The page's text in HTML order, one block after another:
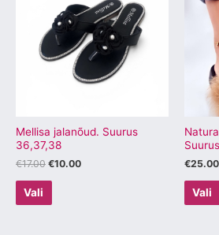
Mellisa jalanõud. Suurus
36,37,38
€17.00
€17.00.
€10.00
€10.00.
Vali
on
mitu
varianti.
Valikuid
tootelehel.
€25.00
Vali